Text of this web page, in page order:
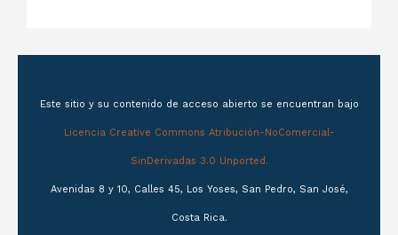
Este sitio y su contenido de acceso abierto se encuentran bajo
Licencia Creative Commons Atribución-NoComercial-
SinDerivadas 3.0 Unported.
Avenidas 8 y 10, Calles 45, Los Yoses, San Pedro, San José,
Costa Rica.